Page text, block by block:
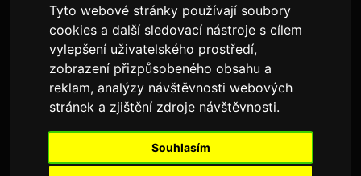
Tyto webové stránky používají soubory
cookies a další sledovací nástroje s cílem
vylepšení uživatelského prostředí,
zobrazení přizpůsobeného obsahu a
reklam, analýzy návštěvnosti webových
stránek a zjištění zdroje návštěvnosti.
Souhlasím
barciellie
hledam vztah